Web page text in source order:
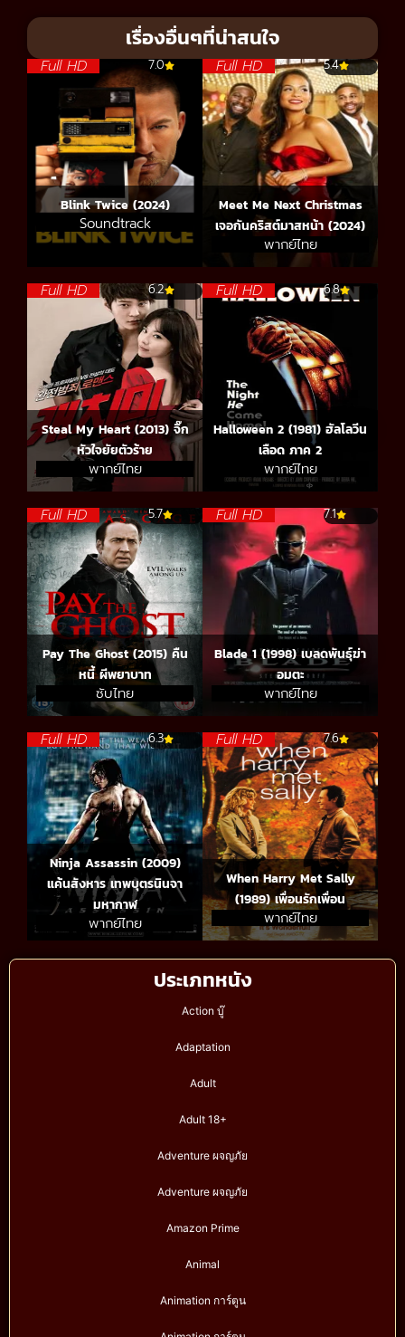
ประเภทหนัง
Action บู๊
Adaptation
Adult
Adult 18+
Adventure ผจญภัย
Adventure ผจญภัย
Amazon Prime
Animal
Animation การ์ตูน
เรื่องอื่นๆที่น่าสนใจ
Full HD 7.0
Blink Twice (2024)
Soundtrack
Full HD 5.4
Meet Me Next Christmas
เจอกันคริสต์มาสหน้า (2024)
พากย์ไทย
Full HD 6.2
Steal My Heart (2013) จิ๊ก
หัวใจยัยตัวร้าย
พากย์ไทย
Full HD 6.8
Halloween 2 (1981) ฮัลโลวีน
เลือด ภาค 2
พากย์ไทย
Full HD 5.7
Pay The Ghost (2015) คืน
หนี้ ผีพยาบาท
ซับไทย
Full HD 7.1
Blade 1 (1998) เบลดพันธุ์ฆ่า
อมตะ
พากย์ไทย
Full HD 6.3
Ninja Assassin (2009)
แค้นสังหาร เทพบุตรนินจา
มหากาฬ
พากย์ไทย
Full HD 7.6
When Harry Met Sally
(1989) เพื่อนรักเพื่อน
พากย์ไทย